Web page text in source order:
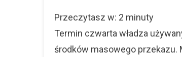
Przeczytasz w: 2 minuty
Termin czwarta władza
środków masowego przekazu.